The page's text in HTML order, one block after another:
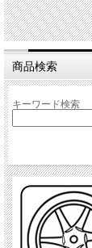
商品検索
キーワード検索